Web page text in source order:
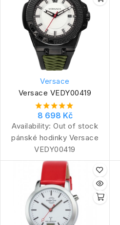
Versace
Versace VEDY00419
8 698 Kč
Availability: Out of stock
pánské hodinky Versace
VEDY00419